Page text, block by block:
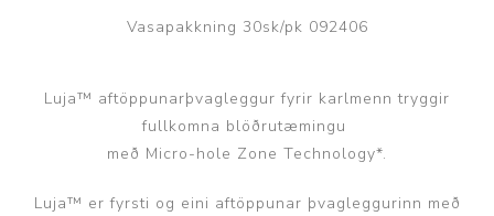
Vasapakkning 30sk/pk 092406
Luja™ aftöppunarþvagleggur fyrir karlmenn tryggir
fullkomna blöðrutæmingu
með Micro-hole Zone Technology*.
Luja™ er fyrsti og eini aftöppunar þvagleggurinn með